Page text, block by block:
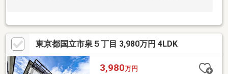
東京都国立市泉５丁目 3,980万円 4LDK
3,980万円